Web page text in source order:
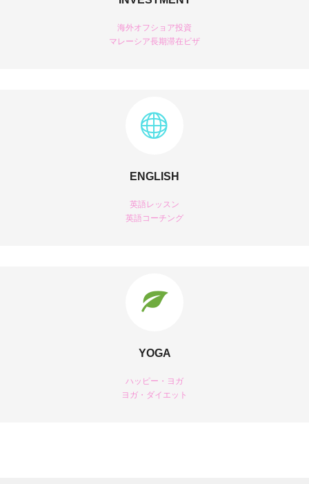
海外オフショア投資
マレーシア長期滞在ビザ
ENGLISH
英語レッスン
英語コーチング
YOGA
ハッピー・ヨガ
ヨガ・ダイエット